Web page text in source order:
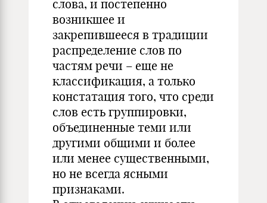
слова, и постепенно
возникшее и
закрепившееся в традиции
распределение слов по
частям речи – еще не
классификация, а только
констатация того, что среди
слов есть группировки,
объединенные теми или
другими общими и более
или менее существенными,
но не всегда ясными
признаками.